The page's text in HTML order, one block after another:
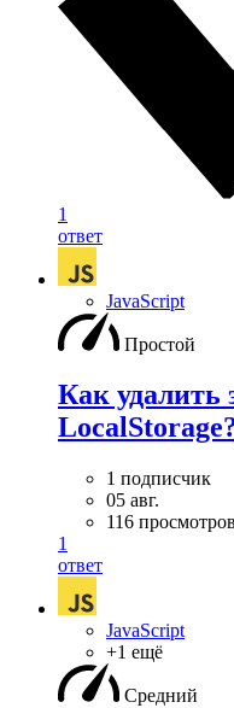
1
ответ
JavaScript
Простой
Как удалить
1 подписчик
05 авг.
116 просмотров
1
ответ
JavaScript
+1 ещё
Средний